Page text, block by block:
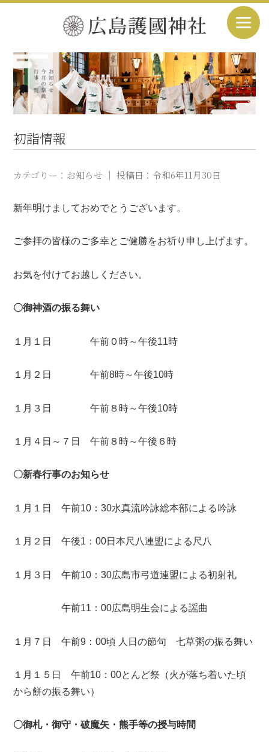
初詣情報
カテゴりー： お知らせ ｜ 投稿日：令和6年11月30日
新年明けましておめでとうございます。
ご参拝の皆様のご多幸とご健勝をお祈り申し上げます。
お気を付けてお越しください。
〇御神酒の振る舞い
１月１日 午前０時～午後11時
１月２日 午前8時～午後10時
１月３日 午前８時～午後10時
１月４日～７日 午前８時～午後６時
〇新春行事のお知らせ
１月１日 午前10：30水真流吟詠総本部による吟詠
１月２日 午後1：00日本尺八連盟による尺八
１月３日 午前10：30広島市弓道連盟による初射礼
午前11：00広島明生会による謡曲
１月７日 午前9：00頃 人日の節句 七草粥の振る舞い
１月１５日 午前10：00とんど祭（火が落ち着いた頃
から餅の振る舞い）
〇御札・御守・破魔矢・熊手等の授与時間